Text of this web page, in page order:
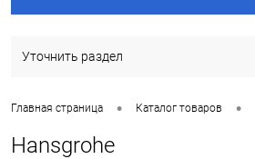
Уточнить раздел
Главная страница • Каталог товаров •
Hansgrohe